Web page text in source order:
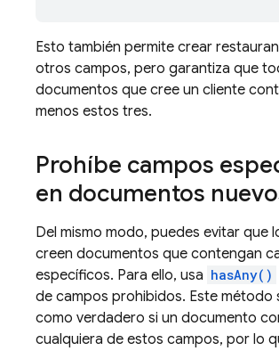
Esto también permite crear
otros campos, pero garantiza que
documentos que cree un cliente
menos estos tres.
Prohíbe campos
en documentos
Del mismo modo, puedes evitar que
creen documentos que contengan
específicos. Para ello, usa hasAny()
de campos prohibidos. Este método
como verdadero si un documento
cualquiera de estos campos, por lo